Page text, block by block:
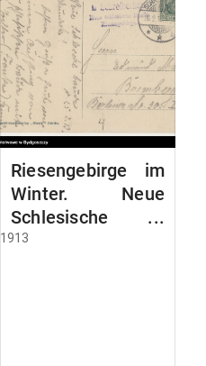
Riesengebirge im
Winter. Neue
Schlesische
Baude, 1195 mtr
1913